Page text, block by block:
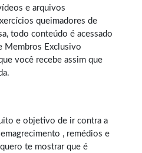
e arquivos
queimadores de
todo conteúdo é acessado
Membros Exclusivo
você recebe assim que
e objetivo de ir contra a
, remédios e
te mostrar que é